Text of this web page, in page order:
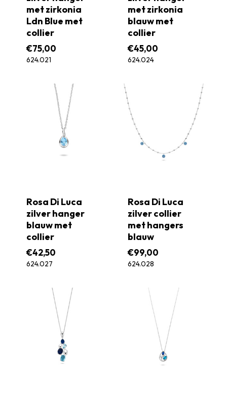
met zirkonia
Ldn Blue met
collier
€75,00
624.021
met zirkonia
blauw met
collier
€45,00
624.024
Rosa Di Luca
zilver hanger
blauw met
collier
€42,50
624.027
Rosa Di Luca
zilver collier
met hangers
blauw
€99,00
624.028